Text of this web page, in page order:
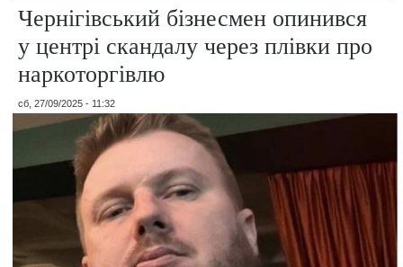
Чернігівський бізнесмен опинився
у центрі скандалу через плівки про
наркоторгівлю
сб, 27/09/2025 - 11:32